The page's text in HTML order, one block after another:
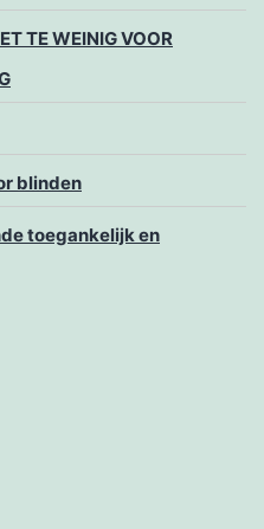
TE WEINIG VOOR
blinden
toegankelijk en